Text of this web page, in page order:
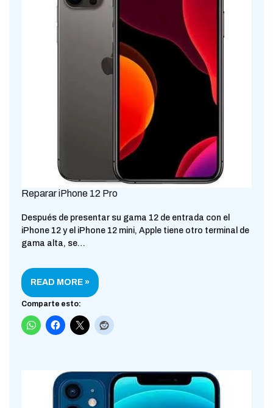
Reparar iPhone 12 Pro
Después de presentar su gama 12 de entrada con el
iPhone 12 y el iPhone 12 mini, Apple tiene otro terminal de
gama alta, se…
READ MORE »
Comparte esto: